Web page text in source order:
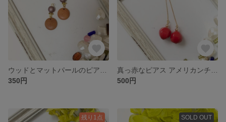
350円
500円
残り1点 SOLD OUT